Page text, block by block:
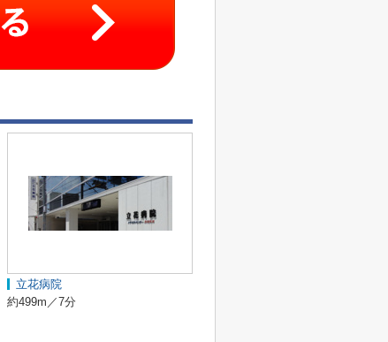
立花病院
約499m／7分